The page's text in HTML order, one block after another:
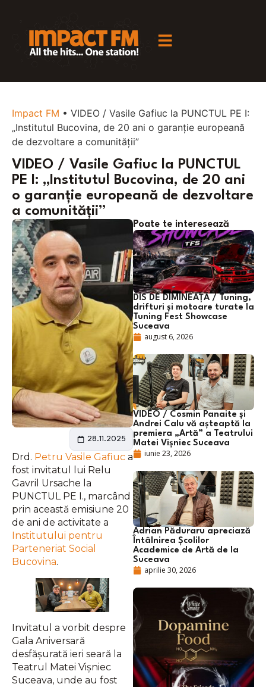
Impact FM • VIDEO / Vasile Gafiuc la PUNCTUL PE I:
„Institutul Bucovina, de 20 ani o garanție europeană
de dezvoltare a comunității”
VIDEO / Vasile Gafiuc la PUNCTUL
PE I: „Institutul Bucovina, de 20 ani
o garanție europeană de dezvoltare
a comunității”
28.11.2025
Drd. Petru Vasile Gafiuc a
fost invitatul lui Relu
Gavril Ursache la
PUNCTUL PE I., marcând
prin această emisiune 20
de ani de activitate a
Institutului pentru
Parteneriat Social
Bucovina.
Invitatul a vorbit despre
Gala Aniversară
desfășurată ieri seară la
Teatrul Matei Vișniec
Suceava, unde au fost
Poate te interesează
DIS DE DIMINEAȚĂ / Tuning,
drifturi și motoare turate la
Tuning Fest Showcase
Suceava
august 6, 2026
VIDEO / Cosmin Panaite și
Andrei Calu vă așteaptă la
premiera „Artă” a Teatrului
Matei Vișniec Suceava
iunie 23, 2026
Adrian Păduraru apreciază
Întâlnirea Școlilor
Academice de Artă de la
Suceava
aprilie 30, 2026